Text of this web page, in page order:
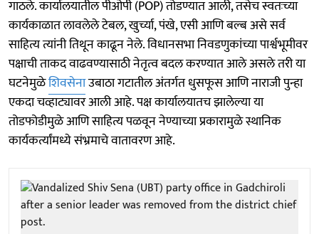
गाठले. कार्यालयातील पीओपी (POP) तोडण्यात आली, तसेच स्वतःच्या
कार्यकाळात लावलेले टेबल, खुर्च्या, पंखे, एसी आणि बल्ब असे सर्व
साहित्य त्यांनी तिथून काढून नेले. विधानसभा निवडणुकांच्या पार्श्वभूमीवर
पक्षाची ताकद वाढवण्यासाठी नेतृत्व बदल करण्यात आले असले तरी या
घटनेमुळेशिवसेनाउबाठा गटातील अंतर्गत धुसफूस आणि नाराजी पुन्हा
एकदा चव्हाट्यावर आली आहे. पक्ष कार्यालयातच झालेल्या या
तोडफोडीमुळे आणि साहित्य पळवून नेण्याच्या प्रकारामुळे स्थानिक
कार्यकर्त्यांमध्ये संभ्रमाचे वातावरण आहे.